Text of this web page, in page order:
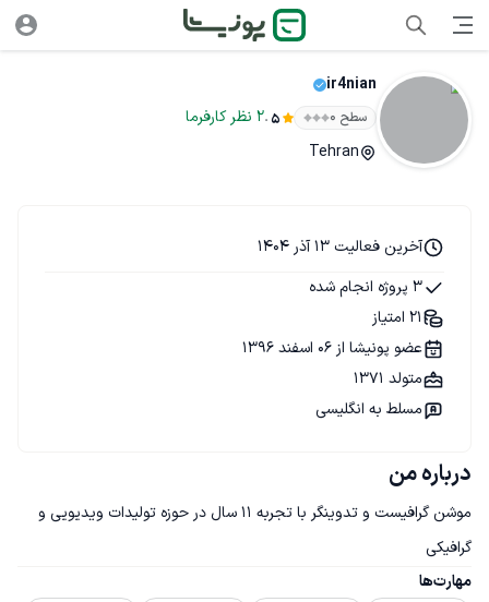
ir4nian
سطح ۰ 5
.
2 نظر کارفرما
Tehran
درباره من
موشن گرافیست و تدوینگر با تجربه 11 سال در حوزه تولیدات ویدیویی و
گرافیکی
مهارت‌ها
آخرین فعالیت 13 آذر 1404
3 پروژه انجام شده
21 امتیاز
عضو پونیشا از 06 اسفند 1396
متولد 1371
مسلط به انگلیسی